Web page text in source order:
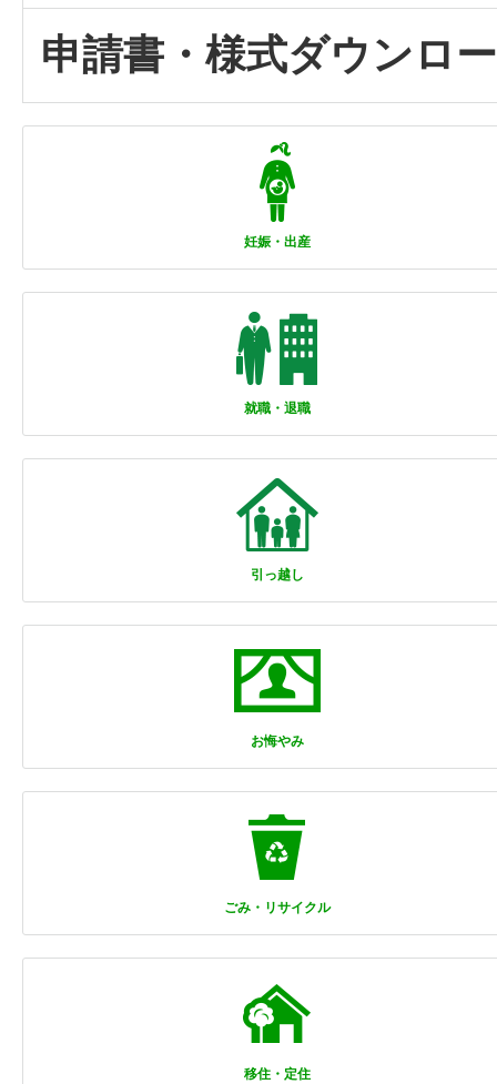
申請書・様式ダウンロ
妊娠・出産
就職・退職
引っ越し
お悔やみ
ごみ・リサイクル
移住・定住